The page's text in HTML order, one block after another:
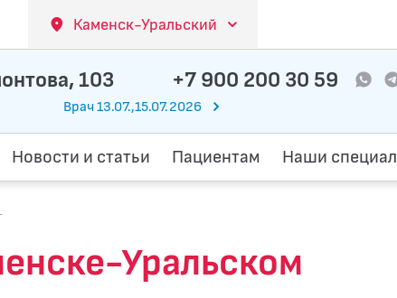
Каменск-Уральский
103 +7 900 200 30 59
Врач 13.07.,15.07.2026
Новости и статьи Пациентам Наши
Уральском